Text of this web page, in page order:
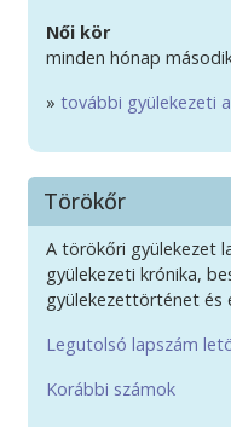
Női kör
minden hónap
» további gyülekezeti
Törökőr
A törökőri gyülekezet
gyülekezeti krónika,
gyülekezettörténet és
Legutolsó lapszám
Korábbi számok